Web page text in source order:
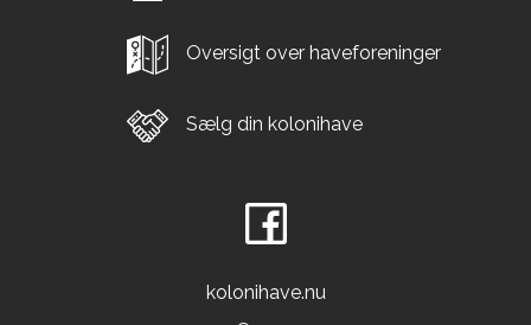
Oversigt over haveforeninger
Sælg din kolonihave
kolonihave.nu